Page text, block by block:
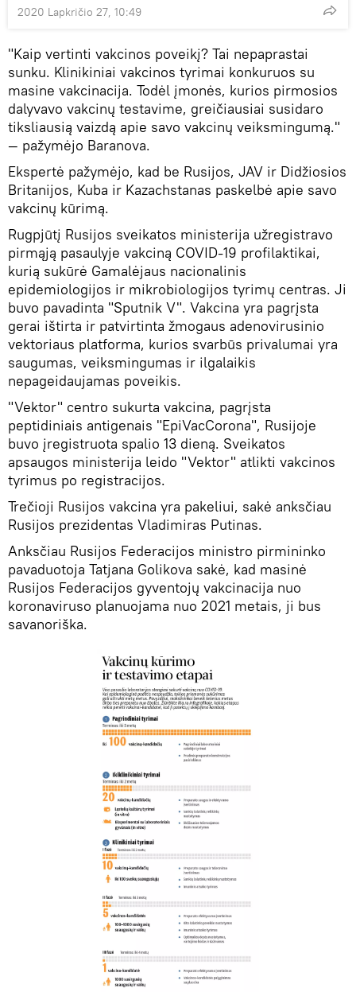
2020 Lapkričio 27, 10:49
"Kaip vertinti vakcinos poveikį? Tai nepaprastai
sunku. Klinikiniai vakcinos tyrimai konkuruos su
masine vakcinacija. Todėl įmonės, kurios pirmosios
dalyvavo vakcinų testavime, greičiausiai susidaro
tiksliausią vaizdą apie savo vakcinų veiksmingumą."
— pažymėjo Baranova.
Ekspertė pažymėjo, kad be Rusijos, JAV ir Didžiosios
Britanijos, Kuba ir Kazachstanas paskelbė apie savo
vakcinų kūrimą.
Rugpjūtį Rusijos sveikatos ministerija užregistravo
pirmąją pasaulyje vakciną COVID-19 profilaktikai,
kurią sukūrė Gamalėjaus nacionalinis
epidemiologijos ir mikrobiologijos tyrimų centras. Ji
buvo pavadinta "Sputnik V". Vakcina yra pagrįsta
gerai ištirta ir patvirtinta žmogaus adenovirusinio
vektoriaus platforma, kurios svarbūs privalumai yra
saugumas, veiksmingumas ir ilgalaikis
nepageidaujamas poveikis.
"Vektor" centro sukurta vakcina, pagrįsta
peptidiniais antigenais "EpiVacCorona", Rusijoje
buvo įregistruota spalio 13 dieną. Sveikatos
apsaugos ministerija leido "Vektor" atlikti vakcinos
tyrimus po registracijos.
Trečioji Rusijos vakcina yra pakeliui, sakė anksčiau
Rusijos prezidentas Vladimiras Putinas.
Anksčiau Rusijos Federacijos ministro pirmininko
pavaduotoja Tatjana Golikova sakė, kad masinė
Rusijos Federacijos gyventojų vakcinacija nuo
koronaviruso planuojama nuo 2021 metais, ji bus
savanoriška.